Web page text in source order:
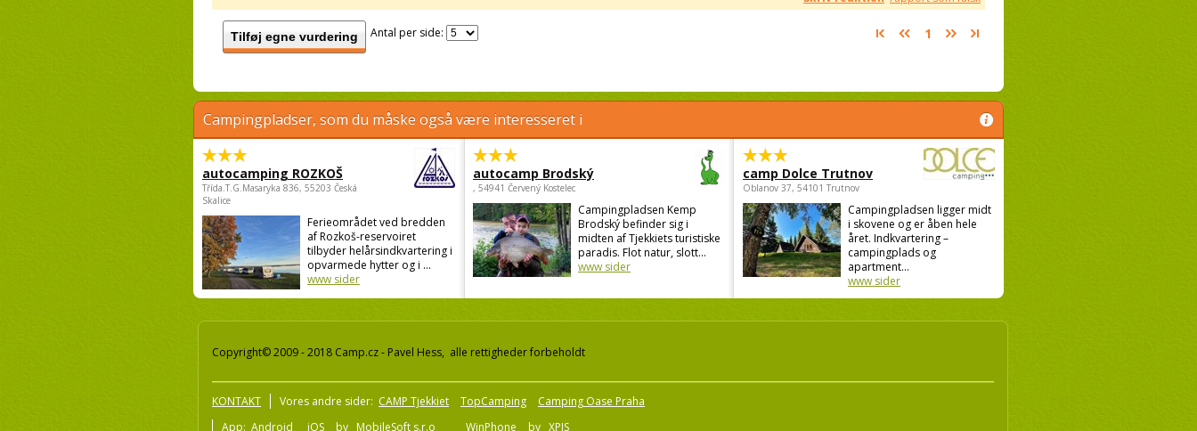
Tilføj egne vurdering Antal per side: 1
Campingpladser, som du måske også være interesseret i
autocamping ROZKOŠ
Třída.T.G.Masaryka 836, 55203 Česká
Skalice
Ferieområdet ved bredden
af Rozkoš-reservoiret
tilbyder helårsindkvartering i
opvarmede hytter og i ...
www sider
autocamp Brodský
, 54941 Červený Kostelec
Campingpladsen Kemp
Brodský befinder sig i
midten af Tjekkiets turistiske
paradis. Flot natur, slott...
www sider
camp Dolce Trutnov
Oblanov 37, 54101 Trutnov
Campingpladsen ligger midt
i skovene og er åben hele
året. Indkvartering –
campingplads og
apartment...
www sider
Copyright© 2009 - 2018 Camp.cz - Pavel Hess, alle rettigheder forbeholdt
KONTAKT Vores andre sider: CAMP Tjekkiet TopCamping
Camping Oase Praha
App: Android iOS by MobileSoft s.r.o WinPhone by XPIS